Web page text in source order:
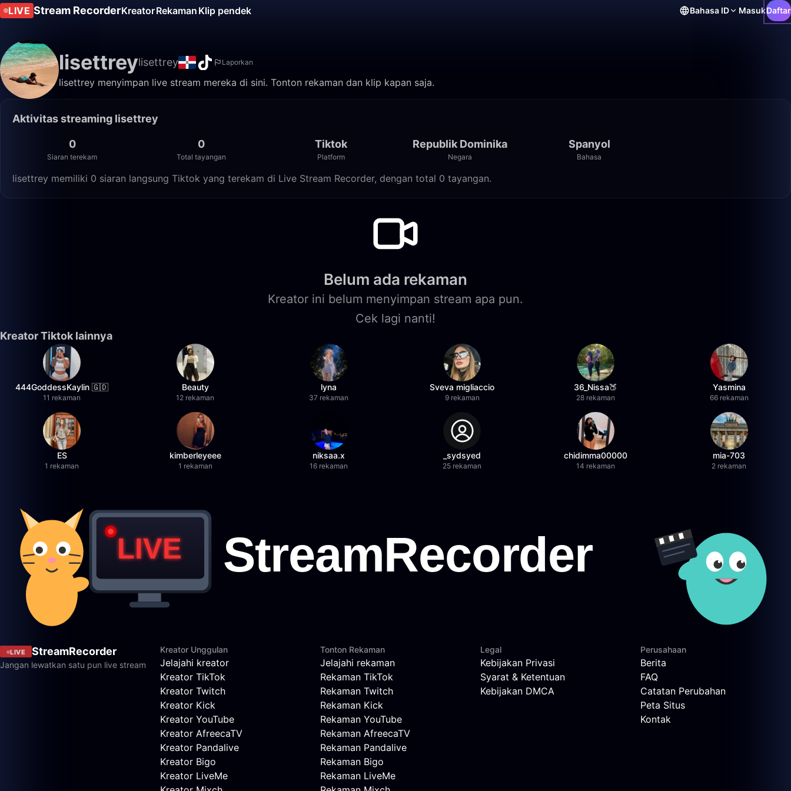
LIVE Stream RecorderKreatorRekaman Klip pendek Bahasa ID MasukDaftar
lisettreylisettrey Laporkan
lisettrey menyimpan live stream mereka di sini. Tonton rekaman dan klip kapan saja.
Aktivitas streaming lisettrey
0
Siaran terekam
0
Total tayangan
Tiktok
Platform
Republik Dominika
Negara
Spanyol
Bahasa
lisettrey memiliki 0 siaran langsung Tiktok yang terekam di Live Stream Recorder, dengan total 0 tayangan.
Belum ada rekaman
Kreator ini belum menyimpan stream apa pun.
Cek lagi nanti!
Kreator Tiktok lainnya
444GoddessKaylin 🇬🇩
11 rekaman
Beauty
12 rekaman
lyna
37 rekaman
Sveva migliaccio
9 rekaman
36_Nissa🍑
28 rekaman
Yasmina
66 rekaman
ES
1 rekaman
kimberleyeee
1 rekaman
niksaa.x
16 rekaman
_sydsyed
25 rekaman
chidimma00000
14 rekaman
mia-703
2 rekaman
LIVE StreamRecorder
Jangan lewatkan satu pun live stream
Kreator Unggulan
Jelajahi kreator
Kreator TikTok
Kreator Twitch
Kreator Kick
Kreator YouTube
Kreator AfreecaTV
Kreator Pandalive
Kreator Bigo
Kreator LiveMe
Tonton Rekaman
Jelajahi rekaman
Rekaman TikTok
Rekaman Twitch
Rekaman Kick
Rekaman YouTube
Rekaman AfreecaTV
Rekaman Pandalive
Rekaman Bigo
Rekaman LiveMe
Legal
Kebijakan Privasi
Syarat & Ketentuan
Kebijakan DMCA
Perusahaan
Berita
FAQ
Catatan Perubahan
Peta Situs
Kontak